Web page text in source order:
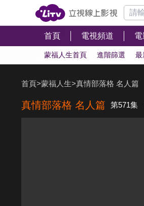
首頁 電視頻道
蒙福人生首頁 進階篩選 最
首頁>蒙福人生>真情部落格 名人篇
真情部落格 名人篇 第571集